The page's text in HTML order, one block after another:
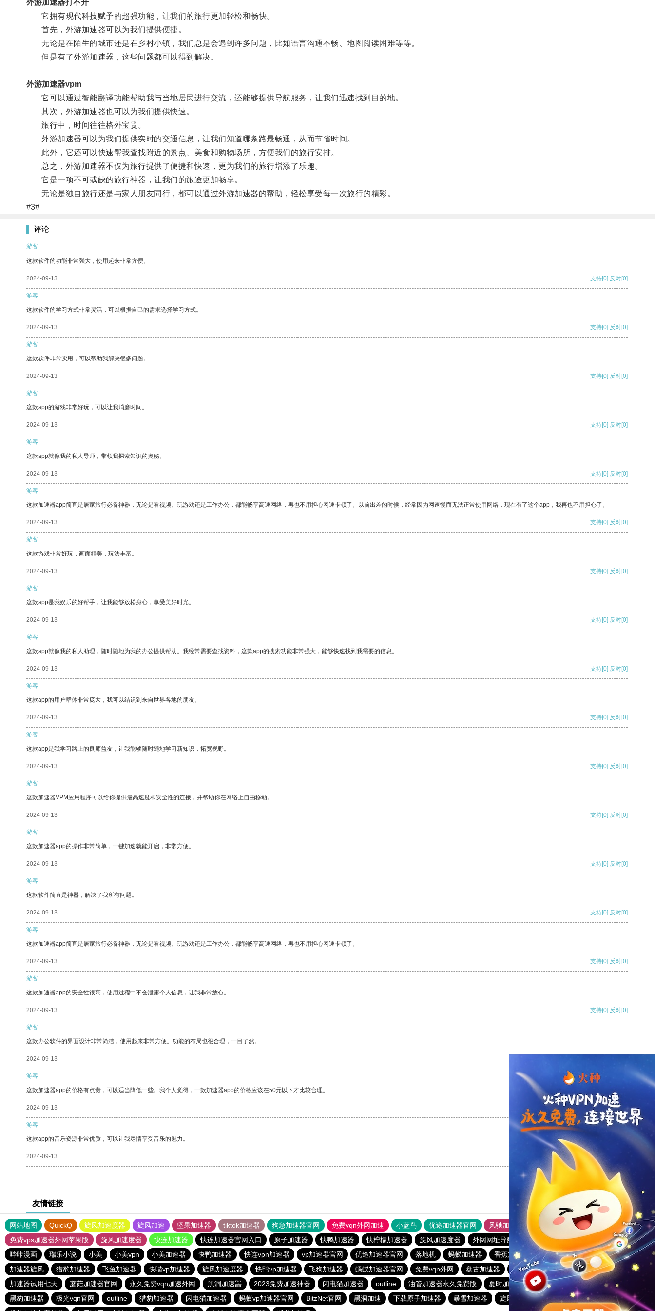
外游加速器打不开
它拥有现代科技赋予的超强功能，让我们的旅行更加轻松和畅快。
首先，外游加速器可以为我们提供便捷。
无论是在陌生的城市还是在乡村小镇，我们总是会遇到许多问题，比如语言沟通不畅、地图阅读困难等等。
但是有了外游加速器，这些问题都可以得到解决。
外游加速器vpm
它可以通过智能翻译功能帮助我与当地居民进行交流，还能够提供导航服务，让我们迅速找到目的地。
其次，外游加速器也可以为我们提供快速。
旅行中，时间往往格外宝贵。
外游加速器可以为我们提供实时的交通信息，让我们知道哪条路最畅通，从而节省时间。
此外，它还可以快速帮我查找附近的景点、美食和购物场所，方便我们的旅行安排。
总之，外游加速器不仅为旅行提供了便捷和快速，更为我们的旅行增添了乐趣。
它是一项不可或缺的旅行神器，让我们的旅途更加畅享。
无论是独自旅行还是与家人朋友同行，都可以通过外游加速器的帮助，轻松享受每一次旅行的精彩。
#3#
评论
游客
这款软件的功能非常强大，使用起来非常方便。
2024-09-13 支持[0] 反对[0]
游客
这款软件的学习方式非常灵活，可以根据自己的需求选择学习方式。
2024-09-13 支持[0] 反对[0]
游客
这款软件非常实用，可以帮助我解决很多问题。
2024-09-13 支持[0] 反对[0]
游客
这款app的游戏非常好玩，可以让我消磨时间。
2024-09-13 支持[0] 反对[0]
游客
这款app就像我的私人导师，带领我探索知识的奥秘。
2024-09-13 支持[0] 反对[0]
游客
这款加速器app简直是居家旅行必备神器，无论是看视频、玩游戏还是工作办公，都能畅享高速网络，再也不用担心网速卡顿了。以前出差的时候，经常因为网速慢而无法正常使用网络，现在有了这个app，我再也不用担心了。
2024-09-13 支持[0] 反对[0]
游客
这款游戏非常好玩，画面精美，玩法丰富。
2024-09-13 支持[0] 反对[0]
游客
这款app是我娱乐的好帮手，让我能够放松身心，享受美好时光。
2024-09-13 支持[0] 反对[0]
游客
这款app就像我的私人助理，随时随地为我的办公提供帮助。我经常需要查找资料，这款app的搜索功能非常强大，能够快速找到我需要的信息。
2024-09-13 支持[0] 反对[0]
游客
这款app的用户群体非常庞大，我可以结识到来自世界各地的朋友。
2024-09-13 支持[0] 反对[0]
游客
这款app是我学习路上的良师益友，让我能够随时随地学习新知识，拓宽视野。
2024-09-13 支持[0] 反对[0]
游客
这款加速器VPM应用程序可以给你提供最高速度和安全性的连接，并帮助你在网络上自由移动。
2024-09-13 支持[0] 反对[0]
游客
这款加速器app的操作非常简单，一键加速就能开启，非常方便。
2024-09-13 支持[0] 反对[0]
游客
这款软件简直是神器，解决了我所有问题。
2024-09-13 支持[0] 反对[0]
游客
这款加速器app简直是居家旅行必备神器，无论是看视频、玩游戏还是工作办公，都能畅享高速网络，再也不用担心网速卡顿了。
2024-09-13 支持[0] 反对[0]
游客
这款加速器app的安全性很高，使用过程中不会泄露个人信息，让我非常放心。
2024-09-13 支持[0] 反对[0]
游客
这款办公软件的界面设计非常简洁，使用起来非常方便。功能的布局也很合理，一目了然。
2024-09-13
游客
这款加速器app的价格有点贵，可以适当降低一些。我个人觉得，一款加速器app的价格应该在50元以下才比较合理。
2024-09-13 支持 [0] 反对 [0]
游客
这款app的音乐资源非常优质，可以让我尽情享受音乐的魅力。
2024-09-13 支持
友情链接
网站地图 QuickQ 旋风加速度器 旋风加速 坚果加速器 tiktok加速器 狗急加速器官网 免费vqn外网加速 小蓝鸟 优途加速器官网 风驰加速器
旋风加速器
免费vps加速器外网苹果版
旋风加速度器 快连加速器 快连加速器官网入口 原子加速器 快鸭加速器 快柠檬加速器 旋风加速度器 外网网址导航 软件中心 雷霆加速
狂飙加速器
哔咔漫画
瑞乐小说 小美 小美vpn 小美加速器 快鸭加速器 快连vρn加速器 vp加速器官网 优途加速器官网 落地机 蚂蚁加速器 香蕉加速器vp官网
猎豹nvp加速器
加速器旋风
猎豹加速器 飞鱼加速器 快喵vp加速器 旋风加速度器 快鸭vp加速器 飞狗加速器 蚂蚁加速器官网 免费vqn外网 盘古加速器 闪电猫加速器
银河加速器
加速器试用七天
蘑菇加速器官网 永久免费vqn加速外网 黑洞加速噐 2023免费加速神器 闪电猫加速器 outline 油管加速器永久免费版 夏时加速器 海鸥加速器下载
水母加速器
黑豹加速器
极光vqn官网 outline 猎豹加速器 闪电猫加速器 蚂蚁vp加速器官网 BitzNet官网 黑洞加速 下载原子加速器 暴雪加速器 旋风加速器官网
黑洞加速